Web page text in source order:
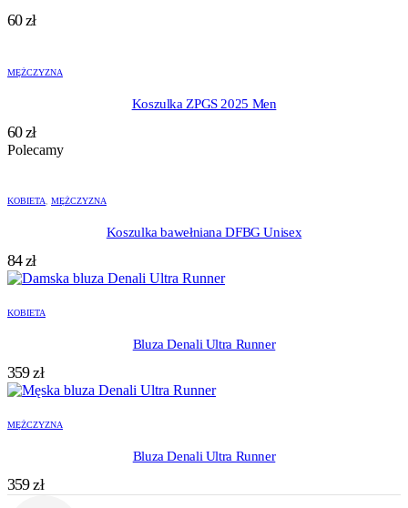
60zł
MĘŻCZYZNA
Koszulka ZPGS 2025 Men
60zł
Polecamy
KOBIETA MĘŻCZYZNA
Koszulka bawełniana DFBG Unisex
84zł
KOBIETA
Bluza Denali Ultra Runner
359zł
MĘŻCZYZNA
Bluza Denali Ultra Runner
359zł